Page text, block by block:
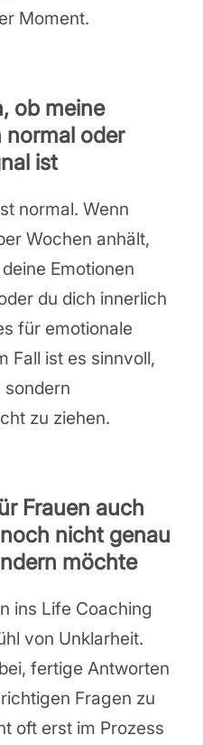
Moment.
ob meine
oder
ist
normal. Wenn
Wochen anhält,
Emotionen
du dich innerlich
für emotionale
Fall ist es sinnvoll,
zu ziehen.
Frauen auch
nicht genau
möchte
ins Life Coaching
von Unklarheit.
fertige Antworten
Fragen zu
oft erst im Prozess